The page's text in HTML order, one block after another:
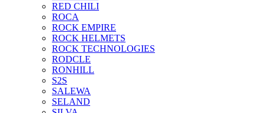
RED CHILI
ROCA
ROCK EMPIRE
ROCK HELMETS
ROCK TECHNOLOGIES
RODCLE
RONHILL
S2S
SALEWA
SELAND